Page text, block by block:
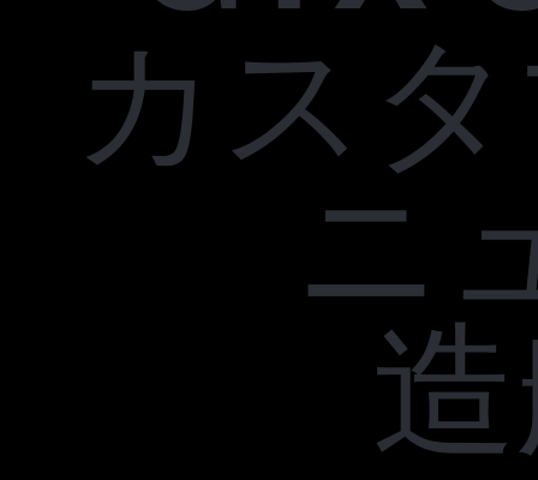
カス
ニ